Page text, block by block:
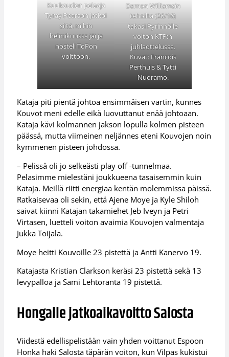
Kuukauden pelaaja
Tyray Pearson jatkoi
siitä, mihin
helmikuussa jäi ja
nosteli ToPon
voittoon.
Damon Williamsin
tehoilta (26/16)
takasi Pyrinnölle
voiton KTP:n
juhlaottelussa.
Kuvat: Francois
Perthuis & Tytti
Nuoramo.
Kataja piti pientä johtoa ensimmäisen vartin, kunnes
Kouvot meni edelle eikä luovuttanut enää johtoaan.
Kataja kävi kolmannen jakson lopulla kolmen pisteen
päässä, mutta viimeinen neljännes eteni Kouvojen noin
kymmenen pisteen johdossa.
– Pelissä oli jo selkeästi play off -tunnelmaa.
Pelasimme mielestäni joukkueena tasaisemmin kuin
Kataja. Meillä riitti energiaa kentän molemmissa päissä.
Ratkaisevaa oli sekin, että Ajene Moye ja Kyle Shiloh
saivat kiinni Katajan takamiehet Jeb Iveyn ja Petri
Virtasen, luetteli voiton avaimia Kouvojen valmentaja
Jukka Toijala.
Moye heitti Kouvoille 23 pistettä ja Antti Kanervo 19.
Katajasta Kristian Clarkson keräsi 23 pistettä sekä 13
levypalloa ja Sami Lehtoranta 19 pistettä.
Hongalle jatkoaikavoitto Salosta
Viidestä edellispelistään vain yhden voittanut Espoon
Honka haki Salosta täpärän voiton, kun Vilpas kukistui